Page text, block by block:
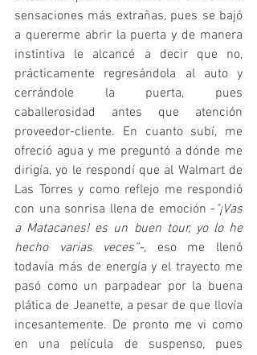
sensaciones más extrañas, pues se bajó
a quererme abrir la puerta y de manera
instintiva le alcancé a decir que no,
prácticamente regresándola al auto y
cerrándole la puerta, pues
caballerosidad antes que atención
proveedor-cliente. En cuanto subí, me
ofreció agua y me preguntó a dónde me
dirigía, yo le respondí que al Walmart de
Las Torres y como reflejo me respondió
con una sonrisa llena de emoción -"¡Vas
a Matacanes! es un buen tour, yo lo he
hecho varias veces”-, eso me llenó
todavía más de energía y el trayecto me
pasó como un parpadear por la buena
plática de Jeanette, a pesar de que llovía
incesantemente. De pronto me vi como
en una película de suspenso, pues